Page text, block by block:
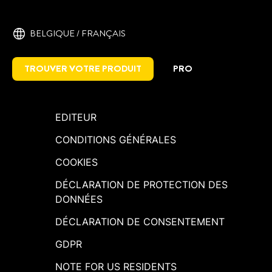
BELGIQUE / FRANÇAIS
TROUVER VOTRE PRODUIT PRO
EDITEUR
CONDITIONS GÉNÉRALES
COOKIES
DÉCLARATION DE PROTECTION DES
DONNÉES
DÉCLARATION DE CONSENTEMENT
GDPR
NOTE FOR US RESIDENTS